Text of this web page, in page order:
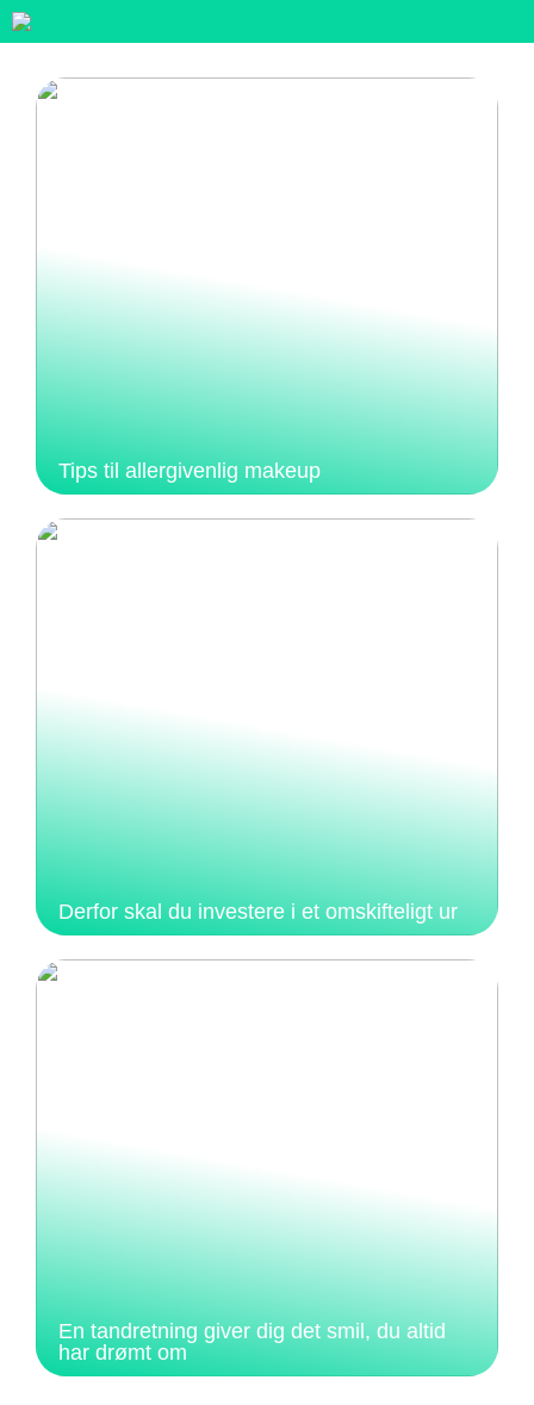
Tips til allergivenlig makeup
Derfor skal du investere i et omskifteligt ur
En tandretning giver dig det smil, du altid
har drømt om